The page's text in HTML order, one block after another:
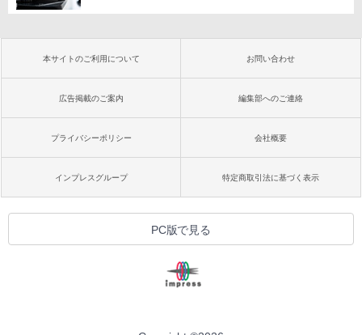
本サイトのご利用について お問い合わせ
広告掲載のご案内 編集部へのご連絡
プライバシーポリシー 会社概要
インプレスグループ 特定商取引法に基づく表示
PC版で見る